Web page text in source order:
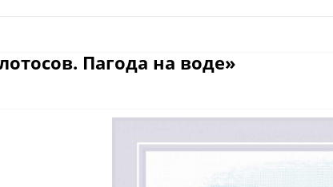
Пагода на воде»